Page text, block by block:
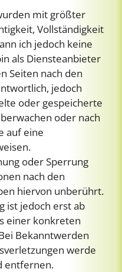
mit größter
Vollständigkeit
ich jedoch keine
als Diensteanbieter
Seiten nach den
jedoch
oder gespeicherte
oder nach
auf eine
oder Sperrung
nach den
hiervon unberührt.
ist jedoch erst ab
einer konkreten
Bekanntwerden
werde
entfernen.